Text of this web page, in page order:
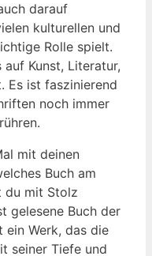
darauf
kulturellen und
Rolle spielt.
​Kunst, Literatur,
⁢Es ist faszinierend
noch immer
mit ‍deinen
Buch am
‌du mit⁣ Stolz
gelesene ⁤Buch der
ein Werk, ⁣das die
seiner Tiefe und